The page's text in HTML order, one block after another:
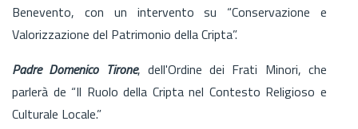
Benevento, con un intervento su “Conservazione e
Valorizzazione del Patrimonio della Cripta”.
Padre Domenico Tirone, dell'Ordine dei Frati Minori, che
parlerà de “Il Ruolo della Cripta nel Contesto Religioso e
Culturale Locale.”